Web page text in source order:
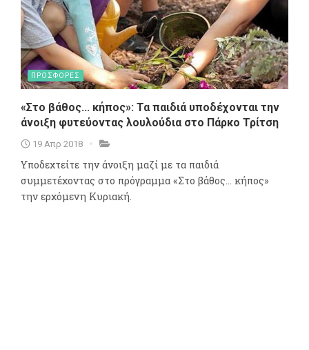
ΠΡΟΣΦΟΡΕΣ
«Στο βάθος... κήπος»: Τα παιδιά υποδέχονται την
άνοιξη φυτεύοντας λουλούδια στο Πάρκο Τρίτση
19 Απρ 2018
Υποδεχτείτε την άνοιξη μαζί με τα παιδιά
συμμετέχοντας στο πρόγραμμα «Στο βάθος... κήπος»
την ερχόμενη Κυριακή.